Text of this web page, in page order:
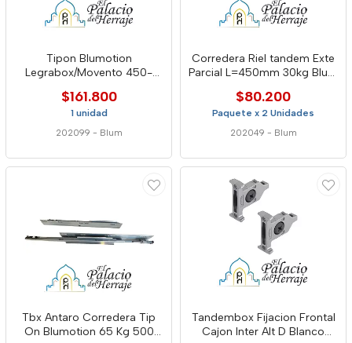
Tipon Blumotion
Legrabox/Movento 450-
Blum
$161.800
1 unidad
202099 - Blum
Corredera Riel tandem Exte
Parcial L=450mm 30kg Blum
$80.200
Paquete x 2 Unidades
202049 - Blum
Tbx Antaro Corredera Tip
On Blumotion 65 Kg 500
Tandembox Fijacion Frontal
Cajon Inter Alt D Blanco